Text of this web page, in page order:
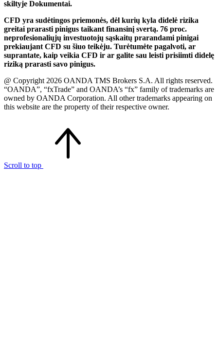
skiltyje Dokumentai.
CFD yra sudėtingos priemonės, dėl kurių kyla didelė rizika
greitai prarasti pinigus taikant finansinį svertą. 76 proc.
neprofesionaliųjų investuotojų sąskaitų prarandami pinigai
prekiaujant CFD su šiuo teikėju. Turėtumėte pagalvoti, ar
suprantate, kaip veikia CFD ir ar galite sau leisti prisiimti didelę
riziką prarasti savo pinigus.
@ Copyright 2026 OANDA TMS Brokers S.A. All rights reserved.
“OANDA”, “fxTrade” and OANDA’s “fx” family of trademarks are
owned by OANDA Corporation. All other trademarks appearing on
this website are the property of their respective owner.
Scroll to top